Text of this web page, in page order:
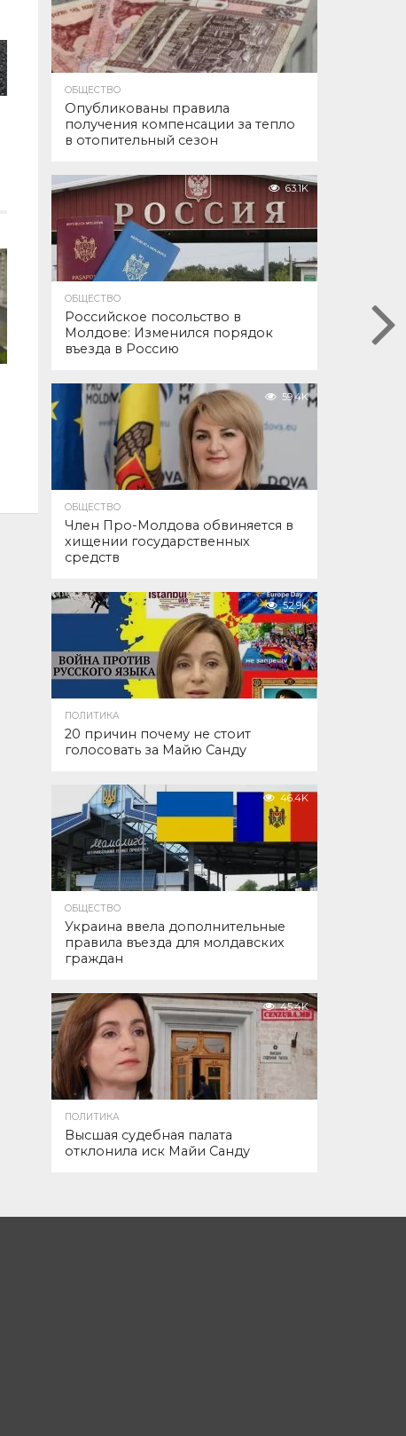
ОБЩЕСТВО
Опубликованы правила
получения компенсации за тепло
в отопительный сезон
63.1K
ОБЩЕСТВО
Российское посольство в
Молдове: Изменился порядок
въезда в Россию
59.4K
ОБЩЕСТВО
Член Про-Молдова обвиняется в
хищении государственных
средств
52.9K
ПОЛИТИКА
20 причин почему не стоит
голосовать за Майю Санду
46.4K
ОБЩЕСТВО
Украина ввела дополнительные
правила въезда для молдавских
граждан
45.4K
ПОЛИТИКА
Высшая судебная палата
отклонила иск Майи Санду